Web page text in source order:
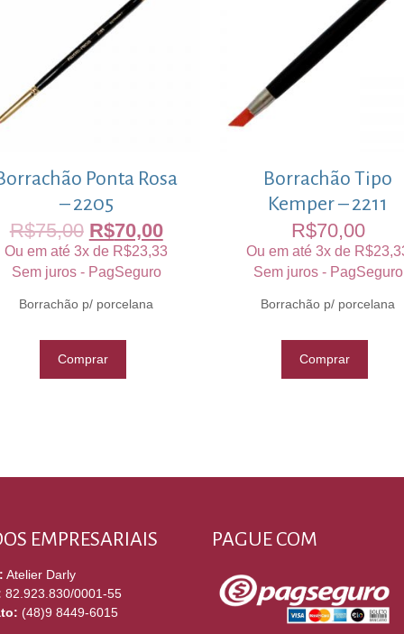
Ponta Rosa
– 2205
R$75,00 R$70,00
Ou em até 3x de R$23,33
Sem juros - PagSeguro
Borrachão p/ porcelana
Comprar
Borrachão Tipo
Kemper – 2211
R$70,00
Ou em até 3x de R$
Sem juros - PagSeguro
Borrachão p/ porcelana
Comprar
EMPRESARIAIS
Atelier Darly
82.923.830/0001-55
(48)9 8449-6015
PAGUE COM